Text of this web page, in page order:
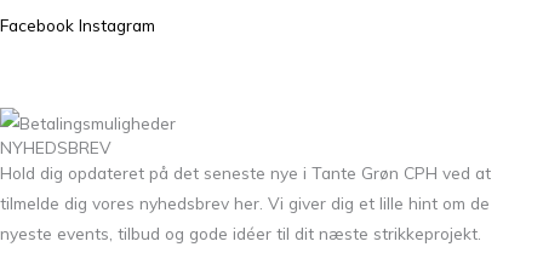
Facebook Instagram
NYHEDSBREV
Hold dig opdateret på det seneste nye i Tante Grøn CPH ved at
tilmelde dig vores nyhedsbrev her. Vi giver dig et lille hint om de
nyeste events, tilbud og gode idéer til dit næste strikkeprojekt.